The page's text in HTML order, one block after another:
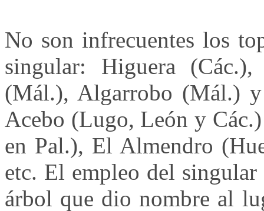
No son infrecuentes los
singular: Higuera
(Mál.), Algarrobo (Mál.)
Acebo (Lugo, León y
en Pal.), El Almendro
etc. El empleo del singular
árbol que dio nombre al